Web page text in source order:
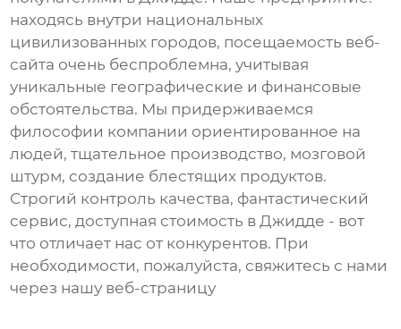
находясь внутри национальных
цивилизованных городов, посещаемость веб-
сайта очень беспроблемна, учитывая
уникальные географические и финансовые
обстоятельства. Мы придерживаемся
философии компании ориентированное на
людей, тщательное производство, мозговой
штурм, создание блестящих продуктов.
Строгий контроль качества, фантастический
сервис, доступная стоимость в Джидде - вот
что отличает нас от конкурентов. При
необходимости, пожалуйста, свяжитесь с нами
через нашу веб-страницу